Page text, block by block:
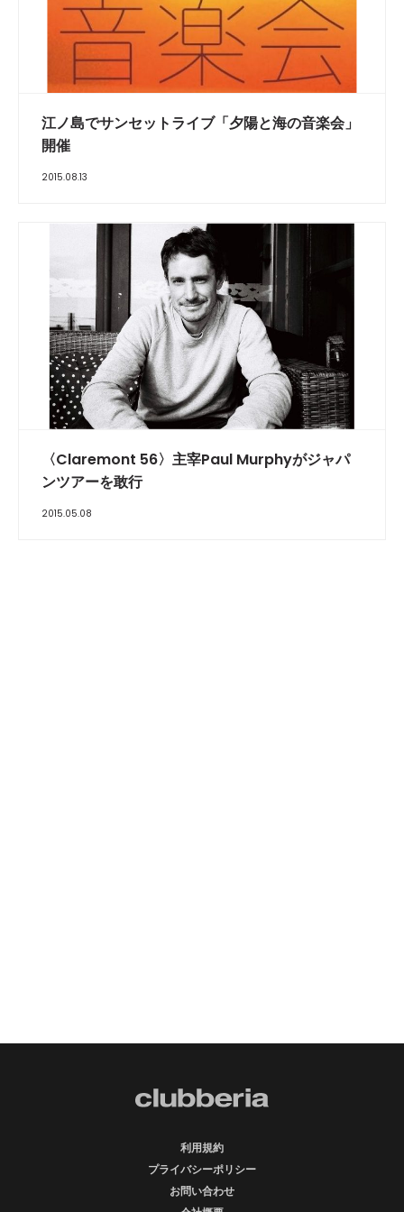
江ノ島でサンセットライブ「夕陽と海の音楽会」
開催
2015.08.13
〈Claremont 56〉主宰Paul Murphyがジャパ
ンツアーを敢行
2015.05.08
利用規約
プライバシーポリシー
お問い合わせ